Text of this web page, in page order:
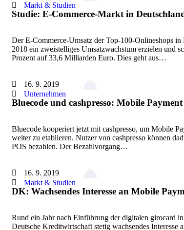
Markt & Studien
Studie: E-Commerce-Markt in
Der E-Commerce-Umsatz der Top-100-Onlineshops in
2018 ein zweistelliges Umsatzwachstum erzielen und
Prozent auf 33,6 Milliarden Euro. Dies geht aus…
16. 9. 2019
Unternehmen
Bluecode und cashpresso: Mobile
Bluecode kooperiert jetzt mit cashpresso, um Mobile
weiter zu etablieren. Nutzer von cashpresso können
POS bezahlen. Der Bezahlvorgang…
16. 9. 2019
Markt & Studien
DK: Wachsendes Interesse an Mobile
Rund ein Jahr nach Einführung der digitalen girocard
Deutsche Kreditwirtschaft stetig wachsendes Interesse